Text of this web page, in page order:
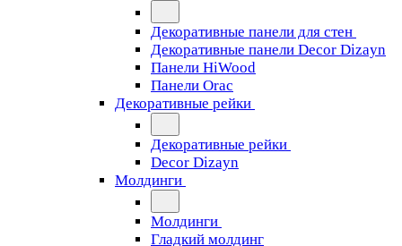
Декоративные панели для стен
Декоративные панели Decor Dizayn
Панели HiWood
Панели Orac
Декоративные рейки
Декоративные рейки
Decor Dizayn
Молдинги
Молдинги
Гладкий молдинг